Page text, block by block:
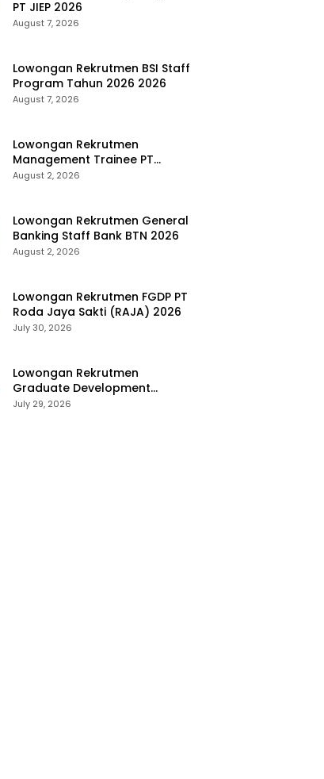
PT JIEP 2026
August 7, 2026
Lowongan Rekrutmen BSI Staff
Program Tahun 2026 2026
August 7, 2026
Lowongan Rekrutmen
Management Trainee PT
Kalimantan Alumina Nusantara
August 2, 2026
Lowongan Rekrutmen General
Banking Staff Bank BTN 2026
August 2, 2026
Lowongan Rekrutmen FGDP PT
Roda Jaya Sakti (RAJA) 2026
July 30, 2026
Lowongan Rekrutmen
Graduate Development
Program Chandra Asri Group
July 29, 2026